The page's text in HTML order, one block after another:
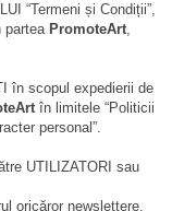
“Termeni și Condiții”,
partea PromoteArt,
în scopul expedierii de
în limitele “Politicii
personal”.
UTILIZATORI sau
oricăror newslettere.